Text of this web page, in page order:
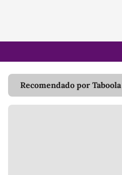
Recomendado por Taboola